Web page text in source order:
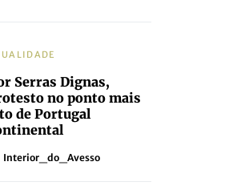
Serras Dignas,
no ponto mais
de Portugal
Interior_do_Avesso